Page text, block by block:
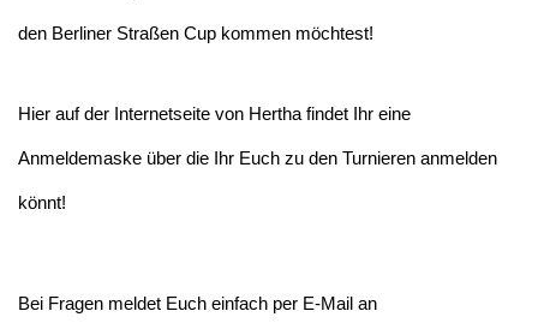
den Berliner Straßen Cup kommen möchtest!
Hier auf der Internetseite von Hertha findet Ihr eine
Anmeldemaske über die Ihr Euch zu den Turnieren anmelden
könnt!
Bei Fragen meldet Euch einfach per E-Mail an